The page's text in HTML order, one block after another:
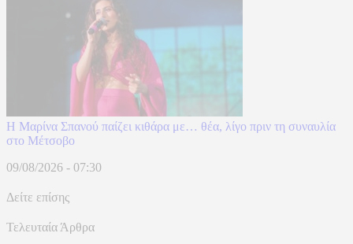
Η Μαρίνα Σπανού παίζει κιθάρα με… θέα, λίγο πριν τη συναυλία
στο Μέτσοβο
09/08/2026 - 07:30
Δείτε επίσης
Τελευταία Άρθρα